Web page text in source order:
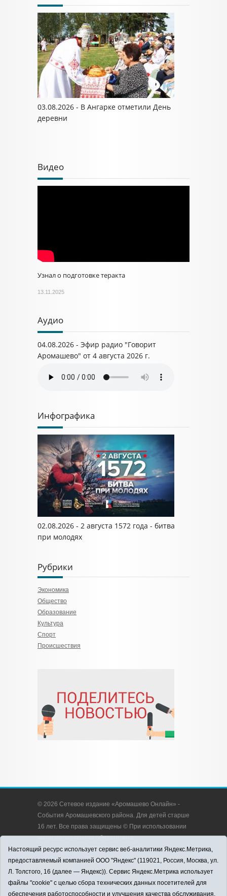
03.08.2026 - В Ангарке отметили День
деревни
Видео
Узнал о подготовке теракта
13.11.2025
Аудио
04.08.2026 - Эфир радио "Говорит
Аромашево" от 4 августа 2026 г.
Инфографика
02.08.2026 - 2 августа 1572 года - битва
при молодях
Рубрики
Экономика
Общество
Образование
Культура
Спорт
Происшествия
© 2026 Сетевое издание «Аромашево Онлайн» -
События Аромашевского района. Для детей старше
16 лет. Все права защищены © При использовании
материалов ссылка обязательна.
Адрес редакции: 627350, Россия, Тюменская
область, Аромашевский район, с. Аромашево, ул.
Кирова, д. 13.
Адрес электронной почты редакции:
strudu72@obl72.ru
Настоящий ресурс использует сервис веб-аналитики Яндекс.Метрика,
предоставляемый компанией ООО "Яндекс" (119021, Россия, Москва, ул.
Л. Толстого, 16 (далее — Яндекс)). Сервис Яндекс.Метрика использует
файлы "cookie" с целью сбора технических данных посетителей для
обеспечения работоспособности и улучшения качества обслуживания.